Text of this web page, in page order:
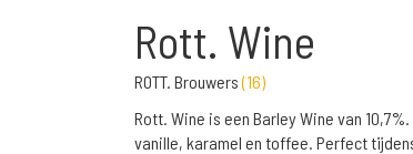
Rott. Wine
ROTT. Brouwers(16)
Rott. Wine is een Barley Wine van
vanille, karamel en toffee. Perfect